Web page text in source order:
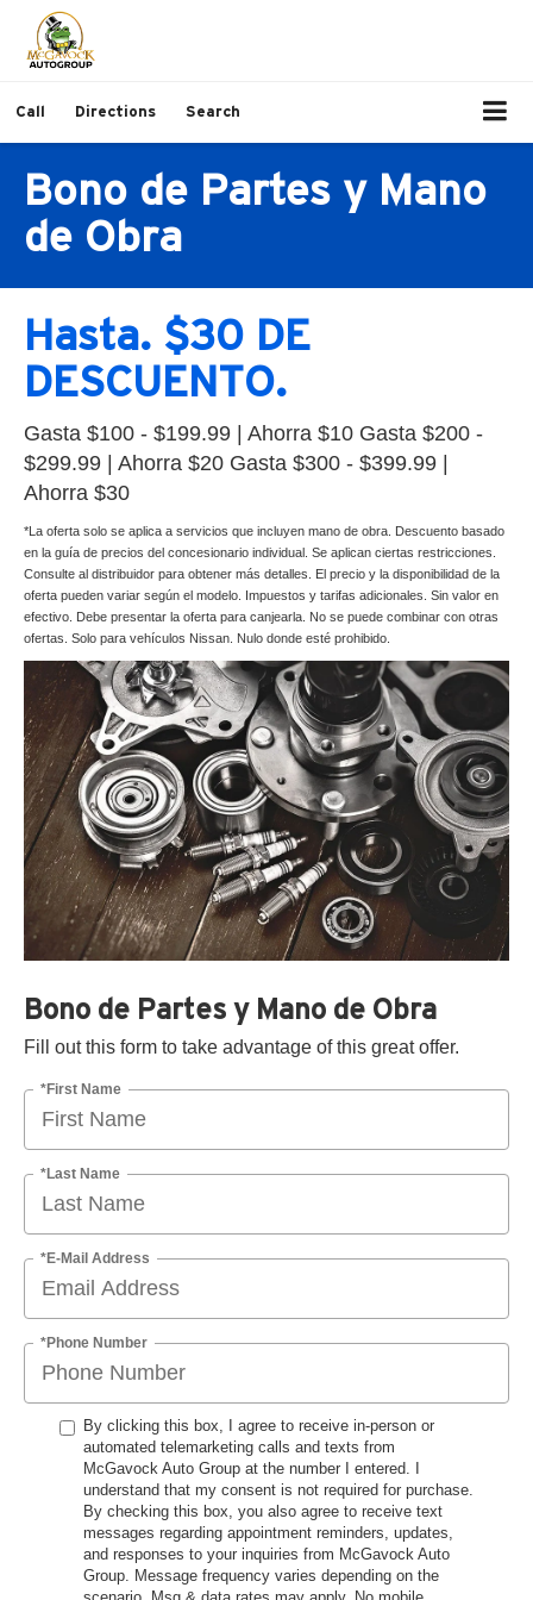
Call Directions Search
Bono de Partes y Mano
de Obra
Hasta. $30 DE
DESCUENTO.
Gasta $100 - $199.99 | Ahorra $10 Gasta $200 -
$299.99 | Ahorra $20 Gasta $300 - $399.99 |
Ahorra $30
*La oferta solo se aplica a servicios que incluyen mano de obra. Descuento basado
en la guía de precios del concesionario individual. Se aplican ciertas restricciones.
Consulte al distribuidor para obtener más detalles. El precio y la disponibilidad de la
oferta pueden variar según el modelo. Impuestos y tarifas adicionales. Sin valor en
efectivo. Debe presentar la oferta para canjearla. No se puede combinar con otras
ofertas. Solo para vehículos Nissan. Nulo donde esté prohibido.
Bono de Partes y Mano de Obra
Fill out this form to take advantage of this great offer.
*First Name
*Last Name
*E-Mail Address
*Phone Number
By clicking this box, I agree to receive in-person or
automated telemarketing calls and texts from
McGavock Auto Group at the number I entered. I
understand that my consent is not required for purchase.
By checking this box, you also agree to receive text
messages regarding appointment reminders, updates,
and responses to your inquiries from McGavock Auto
Group. Message frequency varies depending on the